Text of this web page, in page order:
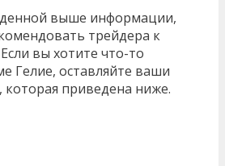
выше информации,
трейдера к
вы хотите что-то
Гелие, оставляйте ваши
приведена ниже.